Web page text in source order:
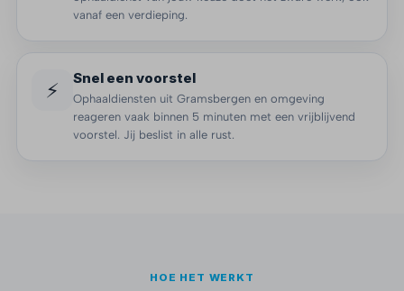
vanaf een verdieping.
⚡ Snel een voorstel
Ophaaldiensten uit Gramsbergen en omgeving
reageren vaak binnen 5 minuten met een vrijblijvend
voorstel. Jij beslist in alle rust.
HOE HET WERKT